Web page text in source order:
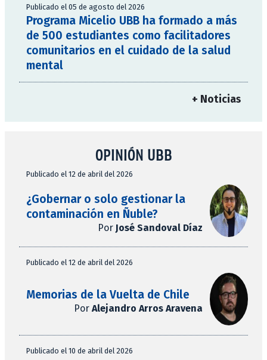
Publicado el 05 de agosto del 2026
Programa Micelio UBB ha formado a más
de 500 estudiantes como facilitadores
comunitarios en el cuidado de la salud
mental
+ Noticias
OPINIÓN UBB
Publicado el 12 de abril del 2026
¿Gobernar o solo gestionar la
contaminación en Ñuble?
Por José Sandoval Díaz
Publicado el 12 de abril del 2026
Memorias de la Vuelta de Chile
Por Alejandro Arros Aravena
Publicado el 10 de abril del 2026